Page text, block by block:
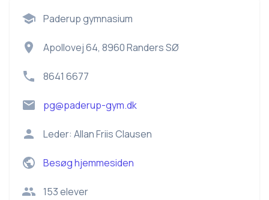
Paderup gymnasium
Apollovej 64, 8960 Randers SØ
8641 6677
pg@paderup-gym.dk
Leder: Allan Friis Clausen
Besøg hjemmesiden
153elever